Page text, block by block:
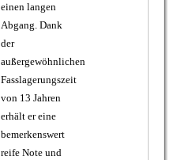
einen langen
Abgang. Dank
der
außergewöhnlichen
Fasslagerungszeit
von 13 Jahren
erhält er eine
bemerkenswert
reife Note und